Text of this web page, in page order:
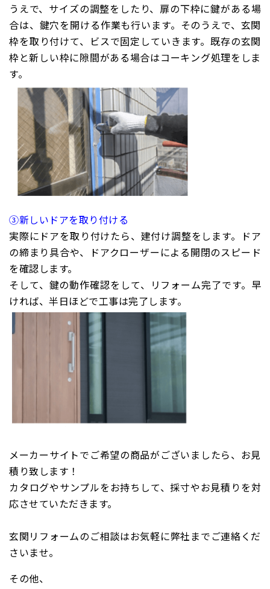
うえで、サイズの調整をしたり、扉の下枠に鍵がある場
合は、鍵穴を開ける作業も行います。そのうえで、玄関
枠を取り付けて、ビスで固定していきます。既存の玄関
枠と新しい枠に隙間がある場合はコーキング処理をしま
す。
③新しいドアを取り付ける
実際にドアを取り付けたら、建付け調整をします。ドア
の締まり具合や、ドアクローザーによる開閉のスピード
を確認します。
そして、鍵の動作確認をして、リフォーム完了です。早
ければ、半日ほどで工事は完了します。
メーカーサイトでご希望の商品がございましたら、お見
積り致します！
カタログやサンプルをお持ちして、採寸やお見積りを対
応させていただきます。
玄関リフォームのご相談はお気軽に弊社までご連絡くだ
さいませ。
その他、